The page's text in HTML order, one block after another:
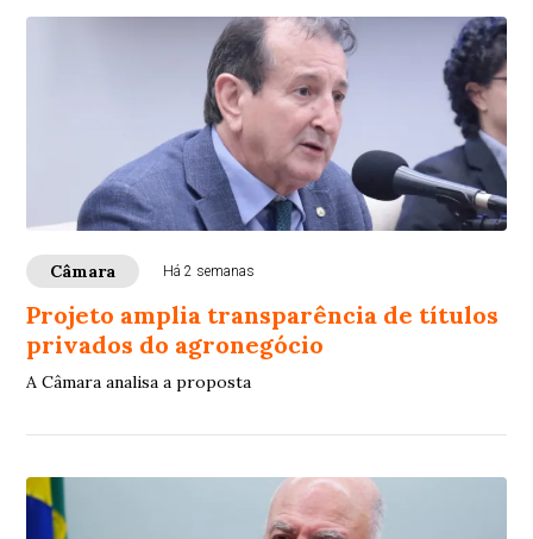
Câmara Há 2 semanas
Projeto amplia transparência de títulos
privados do agronegócio
A Câmara analisa a proposta